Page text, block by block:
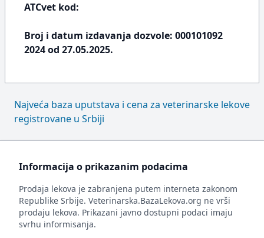
ATCvet kod:
Broj i datum izdavanja dozvole: 000101092
2024 od 27.05.2025.
Najveća baza uputstava i cena za veterinarske lekove
registrovane u Srbiji
Informacija o prikazanim podacima
Prodaja lekova je zabranjena putem interneta zakonom
Republike Srbije. Veterinarska.BazaLekova.org ne vrši
prodaju lekova. Prikazani javno dostupni podaci imaju
svrhu informisanja.